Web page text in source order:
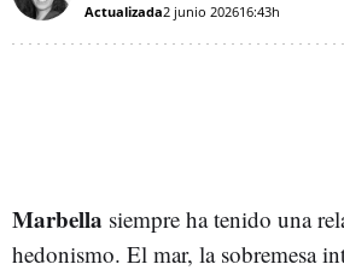
Actualizada2 junio 202616:43h
Marbella siempre ha tenido una
hedonismo. El mar, la sobremesa